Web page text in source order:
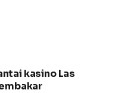
kasino Las